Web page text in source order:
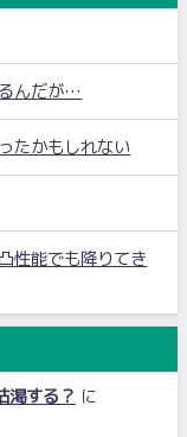
んだが…
たかもしれない
性能でも降りてき
渇する？ に